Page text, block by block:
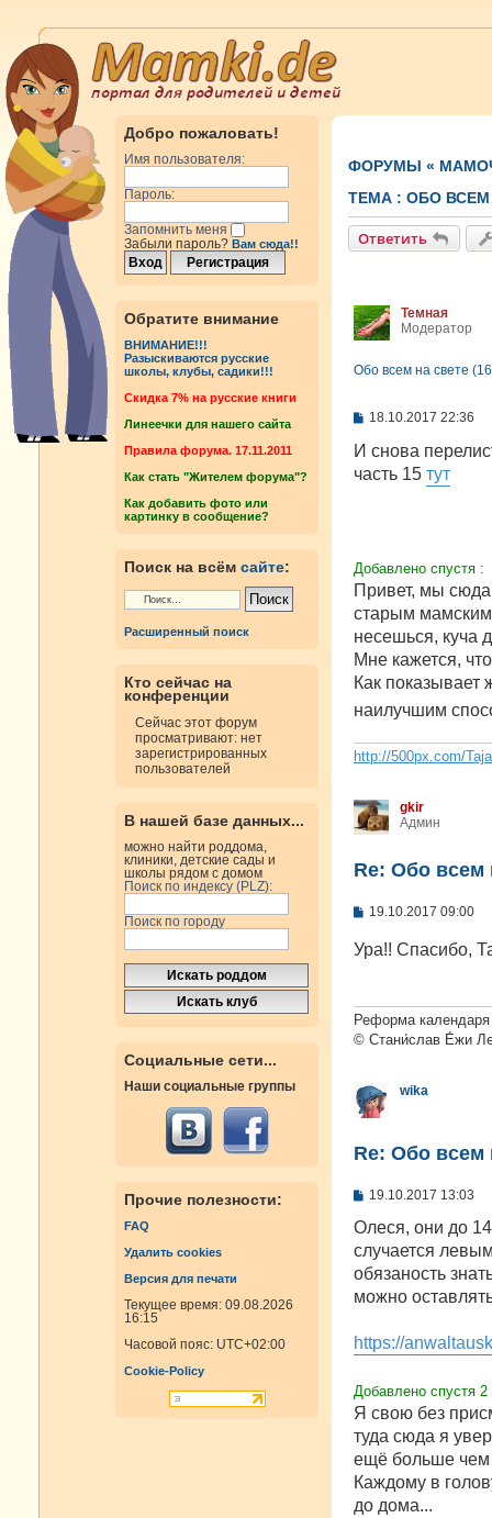
Добро пожаловать!
Имя пользователя:
Пароль:
Запомнить меня
Забыли пароль? Вам сюда!!
Обратите внимание
ВНИМАНИЕ!!!
Разыскиваются русские
школы, клубы, садики!!!
Cкидка 7% на русские книги
Линеечки для нашего сайта
Правила форума. 17.11.2011
Как стать "Жителем форума"?
Как добавить фото или
картинку в сообщение?
Поиск на всём сайте:
Расширенный поиск
Кто сейчас на
конференции
Сейчас этот форум
просматривают: нет
зарегистрированных
пользователей
В нашей базе данных...
можно найти роддома,
клиники, детские сады и
школы рядом с домом
Поиск по индексу (PLZ):
Поиск по городу
Социальные сети...
Наши социальные группы
Прочие полезности:
FAQ
Удалить cookies
Версия для печати
Текущее время: 09.08.2026
16:15
Часовой пояс: UTC+02:00
Cookie-Policy
ФОРУМЫ «
ТЕМА : OБО ВСЕМ
Ответить
Темная
Модератор
Oбо всем на свете
С
о
щ
18.10.2017 22:36
И снова
часть 15 тут
Добавлено спустя :
Привет, мы
старым мамским
несешься, куча
Мне кажется,
Как показывает
наилучшим
http://500px.com/
gkir
Админ
Re: Oбо всем
С
б
н
и
е
19.10.2017 09:00
Ура!! Спасибо,
Реформа
© Стани́слав Е́жи
wika
Re: Oбо всем
С
о
щ
е
и
19.10.2017 13:03
Олеся, они до
случается
обязаность
можно
https://
Добавлено спустя
Я свою без
туда сюда я
ещё больше чем
Каждому в
до дома...